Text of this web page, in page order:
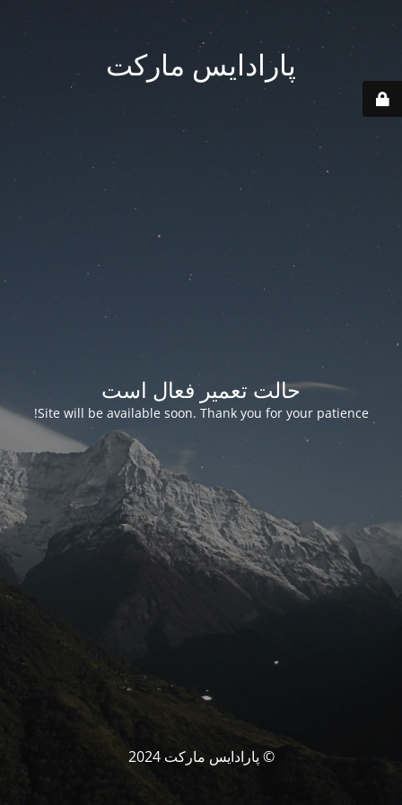
پارادایس مارکت
حالت تعمیر فعال است
Site will be available soon. Thank you for your patience!
© پارادایس مارکت 2024